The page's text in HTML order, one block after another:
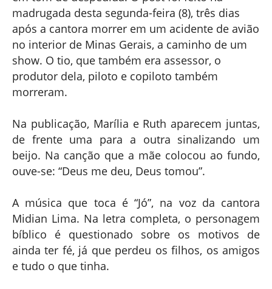
madrugada desta segunda-feira (8), três dias
após a cantora morrer em um acidente de avião
no interior de Minas Gerais, a caminho de um
show. O tio, que também era assessor, o
produtor dela, piloto e copiloto também
morreram.
Na publicação, Marília e Ruth aparecem juntas,
de frente uma para a outra sinalizando um
beijo. Na canção que a mãe colocou ao fundo,
ouve-se: “Deus me deu, Deus tomou”.
A música que toca é “Jó”, na voz da cantora
Midian Lima. Na letra completa, o personagem
bíblico é questionado sobre os motivos de
ainda ter fé, já que perdeu os filhos, os amigos
e tudo o que tinha.